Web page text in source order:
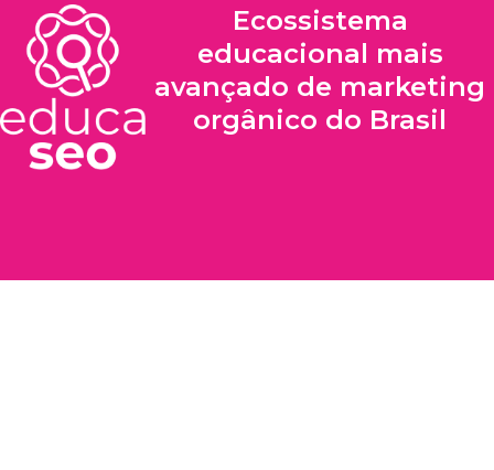
Ecossistema
educacional mais
avançado de marketing
orgânico do Brasil